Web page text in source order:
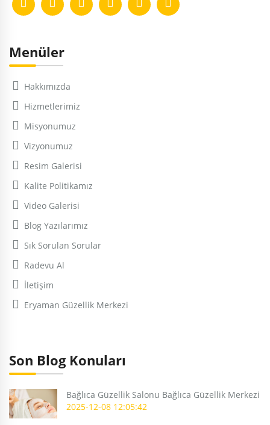
Menüler
Hakkımızda
Hizmetlerimiz
Misyonumuz
Vizyonumuz
Resim Galerisi
Kalite Politikamız
Video Galerisi
Blog Yazılarımız
Sık Sorulan Sorular
Radevu Al
İletişim
Eryaman Güzellik Merkezi
Son Blog Konuları
Bağlıca Güzellik Salonu Bağlıca Güzellik Merkezi
2025-12-08 12:05:42